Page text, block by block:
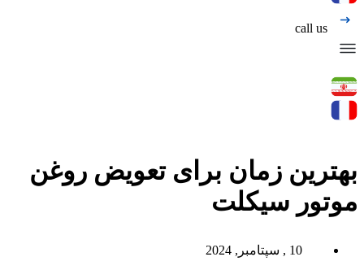
call us
بهترین زمان برای تعویض روغن
موتور سیکلت
10 , سپتامبر, 2024